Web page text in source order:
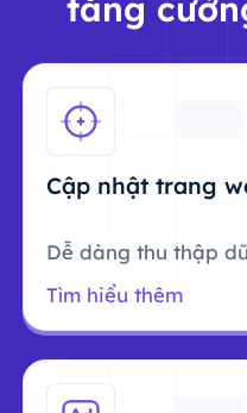
Cập nhật trang
Dễ dàng thu thập
Tìm hiểu thêm